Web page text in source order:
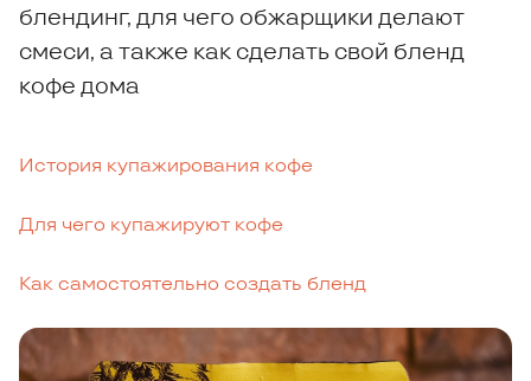
блендинг, для чего обжарщики делают
смеси, а также как сделать свой бленд
кофе дома
История купажирования кофе
Для чего купажируют кофе
Как самостоятельно создать бленд